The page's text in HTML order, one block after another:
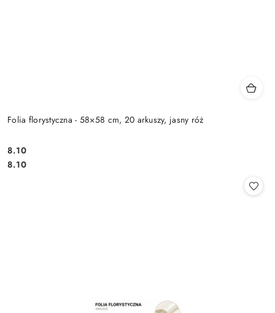
Folia florystyczna - 58×58 cm, 20 arkuszy, jasny róż
Cena:
8.10
Cena:
8.10